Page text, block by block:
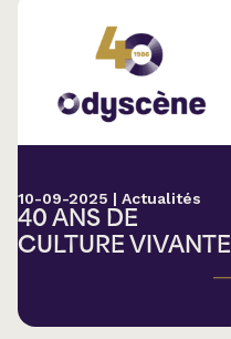
10-09-2025 | Actualités
40 ANS DE
CULTURE VIVANTE